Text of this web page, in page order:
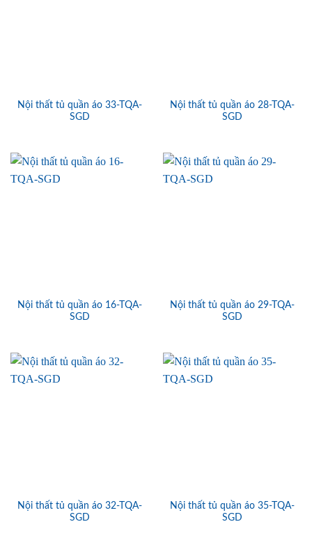
Nội thất tủ quần áo 33-TQA-
SGD
Nội thất tủ quần áo 28-TQA-
SGD
Nội thất tủ quần áo 16-TQA-
SGD
Nội thất tủ quần áo 29-TQA-
SGD
Nội thất tủ quần áo 32-TQA-
SGD
Nội thất tủ quần áo 35-TQA-
SGD